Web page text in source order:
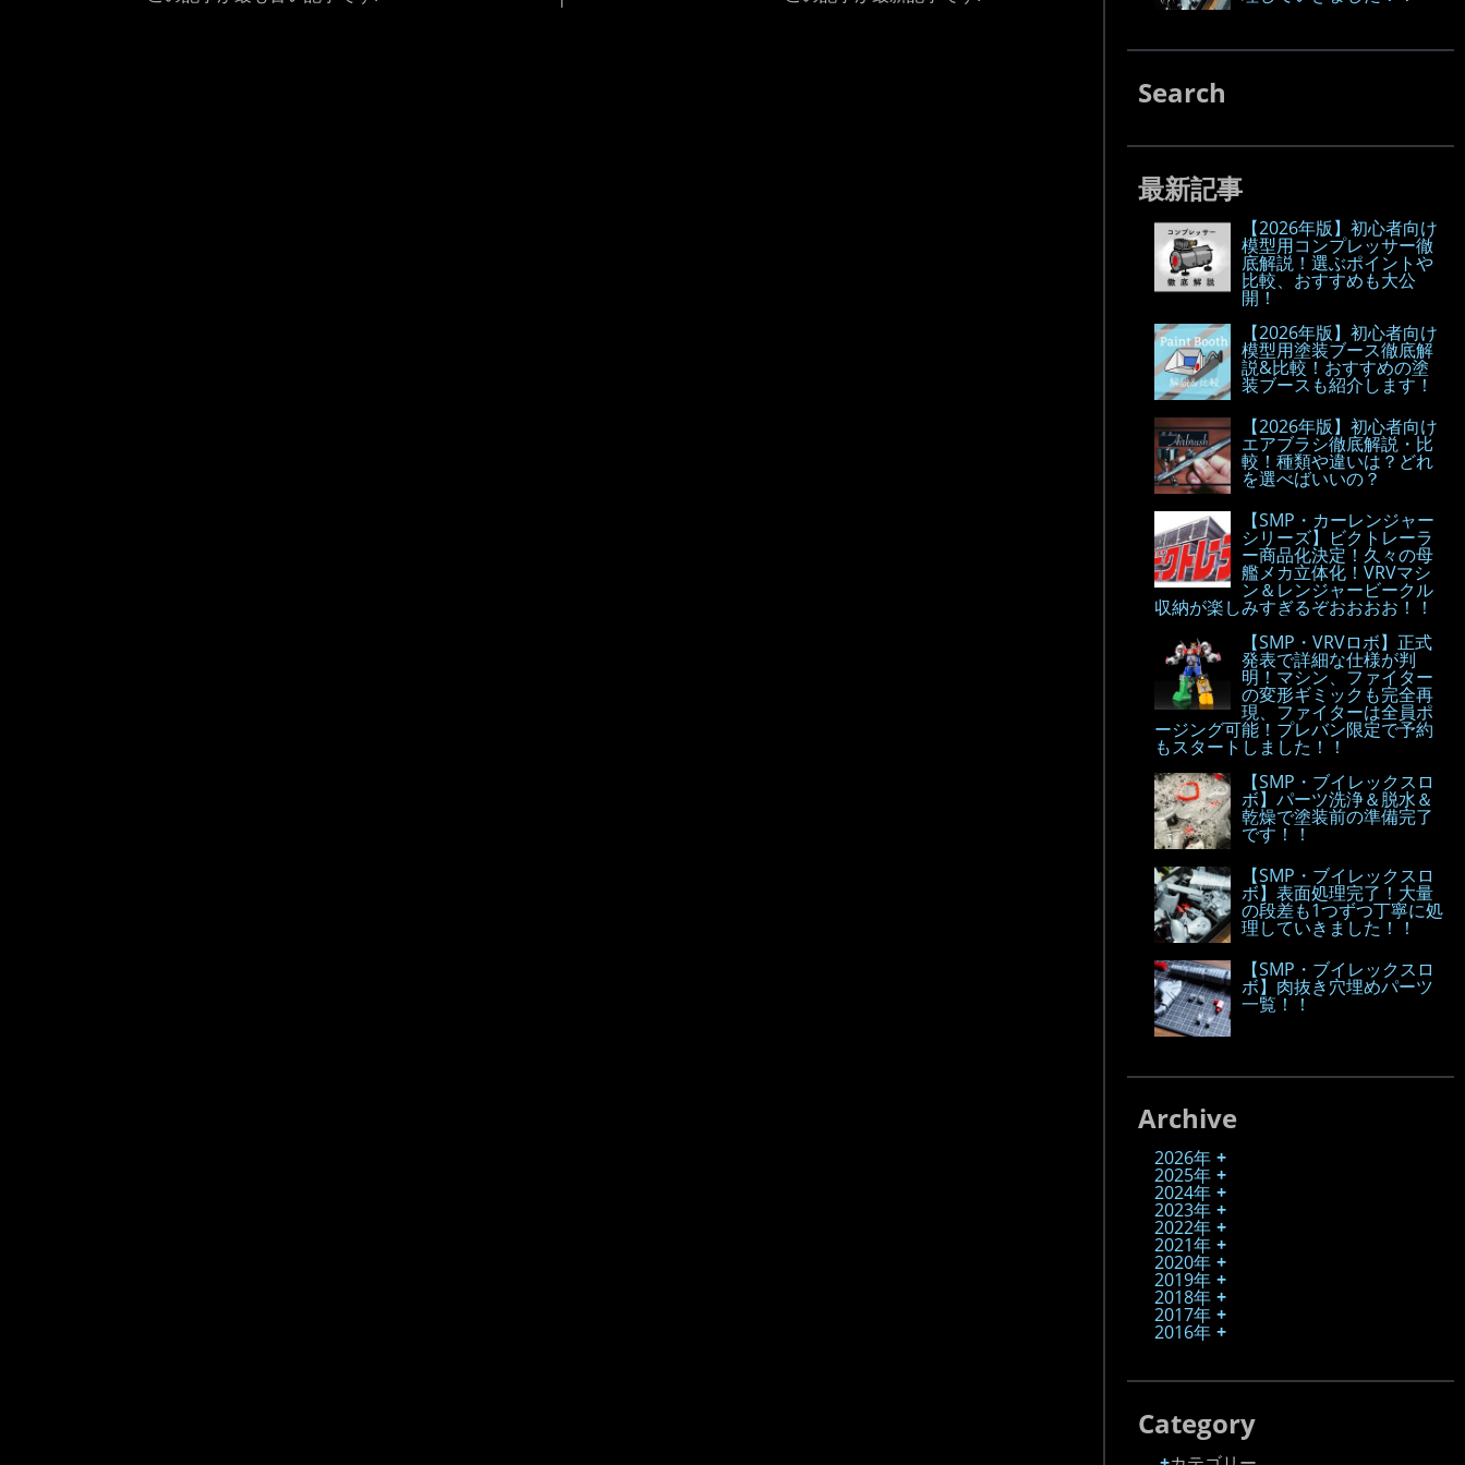
Search
最新記事
【2026年版】初心者向け
模型用コンプレッサー徹
底解説！選ぶポイントや
比較、おすすめも大公
開！
【2026年版】初心者向け
模型用塗装ブース徹底解
説&比較！おすすめの塗
装ブースも紹介します！
【2026年版】初心者向け
エアブラシ徹底解説・比
較！種類や違いは？どれ
を選べばいいの？
【SMP・カーレンジャー
シリーズ】ビクトレーラ
ー商品化決定！久々の母
艦メカ立体化！VRVマシ
ン＆レンジャービークル
収納が楽しみすぎるぞおおおお！！
【SMP・VRVロボ】正式
発表で詳細な仕様が判
明！マシン、ファイター
の変形ギミックも完全再
現、ファイターは全員ポ
ージング可能！プレバン限定で予約
もスタートしました！！
【SMP・ブイレックスロ
ボ】パーツ洗浄＆脱水＆
乾燥で塗装前の準備完了
です！！
【SMP・ブイレックスロ
ボ】表面処理完了！大量
の段差も1つずつ丁寧に処
理していきました！！
【SMP・ブイレックスロ
ボ】肉抜き穴埋めパーツ
一覧！！
Archive
2026年
2025年
2024年
2023年
2022年
2021年
2020年
2019年
2018年
2017年
2016年
Category